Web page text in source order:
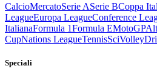
CalcioMercatoSerie ASerie BCoppa
LeagueEuropa LeagueConference
ItalianaFormula 1Formula EMotoGP
CupNations LeagueTennisSciVolley
Speciali